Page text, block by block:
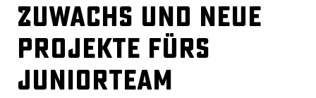
Zuwachs und neue
Projekte fürs
Juniorteam